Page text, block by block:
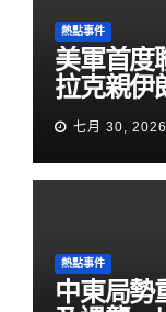
熱點事件
美軍首度
拉克親伊
七月 30, 2026
熱點事件
中東局勢